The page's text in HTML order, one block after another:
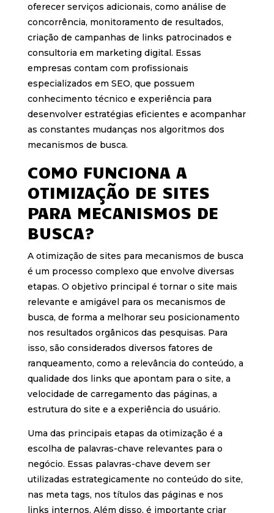
oferecer serviços adicionais, como análise de
concorrência, monitoramento de resultados,
criação de campanhas de links patrocinados e
consultoria em marketing digital. Essas
empresas contam com profissionais
especializados em SEO, que possuem
conhecimento técnico e experiência para
desenvolver estratégias eficientes e acompanhar
as constantes mudanças nos algoritmos dos
mecanismos de busca.
COMO FUNCIONA A
OTIMIZAÇÃO DE SITES
PARA MECANISMOS DE
BUSCA?
A otimização de sites para mecanismos de busca
é um processo complexo que envolve diversas
etapas. O objetivo principal é tornar o site mais
relevante e amigável para os mecanismos de
busca, de forma a melhorar seu posicionamento
nos resultados orgânicos das pesquisas. Para
isso, são considerados diversos fatores de
ranqueamento, como a relevância do conteúdo, a
qualidade dos links que apontam para o site, a
velocidade de carregamento das páginas, a
estrutura do site e a experiência do usuário.
Uma das principais etapas da otimização é a
escolha de palavras-chave relevantes para o
negócio. Essas palavras-chave devem ser
utilizadas estrategicamente no conteúdo do site,
nas meta tags, nos títulos das páginas e nos
links internos. Além disso, é importante criar